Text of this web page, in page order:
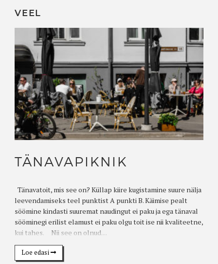
VEEL
TÄNAVAPIKNIK
Tänavatoit, mis see on? Küllap kiire kugistamine suure nälja
leevendamiseks teel punktist A punkti B. Käimise pealt
söömine kindasti suuremat naudingut ei paku ja ega tänaval
sööminegi erilist elamust ei paku olgu toit ise nii kvaliteetne,
kui tahes. Nii see on olnud....
Loe edasi